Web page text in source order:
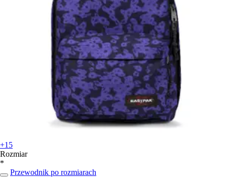
+15
Rozmiar
*
Przewodnik po rozmiarach